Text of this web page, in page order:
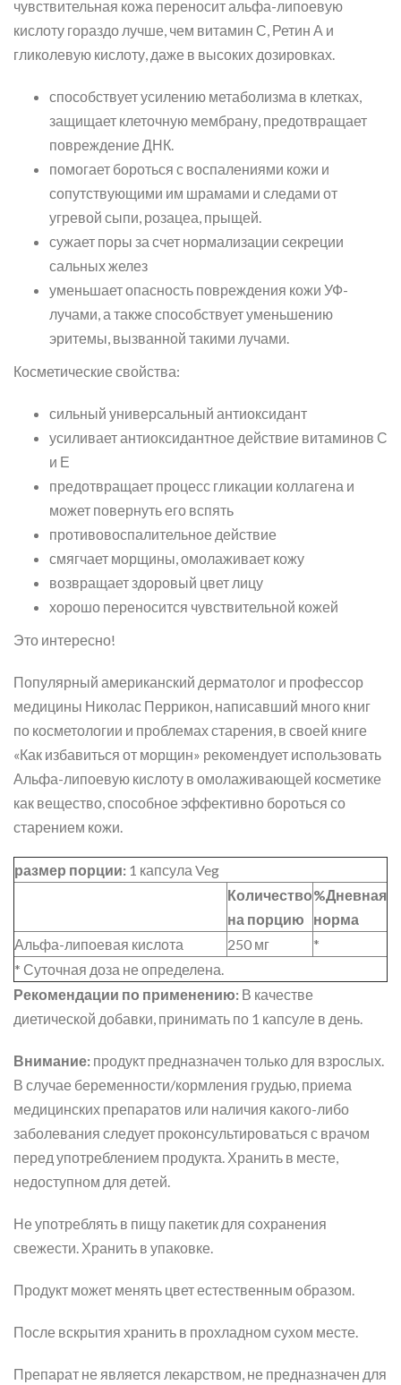
чувствительная кожа переносит альфа-липоевую
кислоту гораздо лучше, чем витамин С, Ретин А и
гликолевую кислоту, даже в высоких дозировках.
способствует усилению метаболизма в клетках,
защищает клеточную мембрану, предотвращает
повреждение ДНК.
помогает бороться с воспалениями кожи и
сопутствующими им шрамами и следами от
угревой сыпи, розацеа, прыщей.
сужает поры за счет нормализации секреции
сальных желез
уменьшает опасность повреждения кожи УФ-
лучами, а также способствует уменьшению
эритемы, вызванной такими лучами.
Косметические свойства:
сильный универсальный антиоксидант
усиливает антиоксидантное действие витаминов С
и Е
предотвращает процесс гликации коллагена и
может повернуть его вспять
противовоспалительное действие
смягчает морщины, омолаживает кожу
возвращает здоровый цвет лицу
хорошо переносится чувствительной кожей
Это интересно!
Популярный американский дерматолог и профессор
медицины Николас Перрикон, написавший много книг
по косметологии и проблемах старения, в своей книге
«Как избавиться от морщин» рекомендует использовать
Альфа-липоевую кислоту в омолаживающей косметике
как вещество, способное эффективно бороться со
старением кожи.
размер порции: 1 капсула Veg
Количество
на порцию
%Дневная
норма
Альфа-липоевая кислота
250 мг
*
* Суточная доза не определена.
Рекомендации по применению: В качестве
диетической добавки, принимать по 1 капсуле в день.
Внимание: продукт предназначен только для взрослых.
В случае беременности/кормления грудью, приема
медицинских препаратов или наличия какого-либо
заболевания следует проконсультироваться с врачом
перед употреблением продукта. Хранить в месте,
недоступном для детей.
Не употреблять в пищу пакетик для сохранения
свежести. Хранить в упаковке.
Продукт может менять цвет естественным образом.
После вскрытия хранить в прохладном сухом месте.
Препарат не является лекарством, не предназначен для